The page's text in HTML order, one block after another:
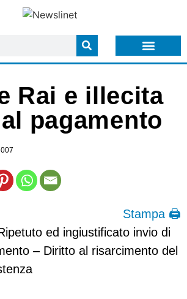
Rai e illecita
pagamento
Stampa 🖨
ed ingiustificato invio di
– Diritto al risarcimento del